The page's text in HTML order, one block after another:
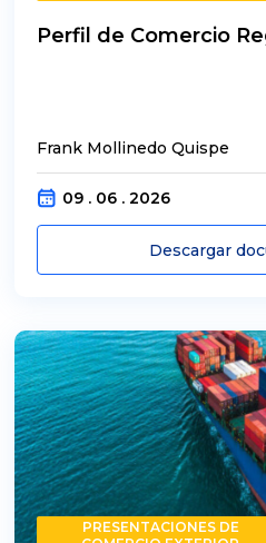
Perfil de Comercio
Frank Mollinedo Quispe
09 . 06 . 2026
Descargar
PRESENTACIONES DE